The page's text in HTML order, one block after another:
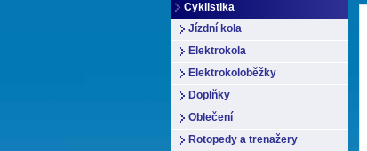
Cyklistika
Jízdní kola
Elektrokola
Elektrokoloběžky
Doplňky
Oblečení
Rotopedy a trenažery